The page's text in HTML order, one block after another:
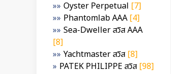
Oyster Perpetual [7]
Phantomlab AAA [4]
Sea-Dweller สวิส AAA
[8]
Yachtmaster สวิส [8]
PATEK PHILIPPE สวิส [98]